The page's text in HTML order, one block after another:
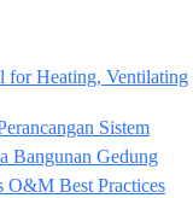
Heating, Ventilating
Sistem
Bangunan Gedung
Best Practices